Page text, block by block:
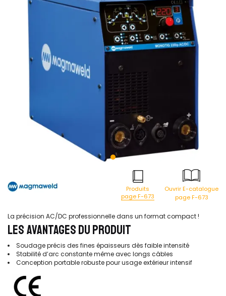
Produits
page F-673
Ouvrir E-catalogue
page F-673
La précision AC/DC professionnelle dans un format compact !
LES AVANTAGES DU PRODUIT
Soudage précis des fines épaisseurs dès faible intensité
Stabilité d’arc constante même avec longs câbles
Conception portable robuste pour usage extérieur intensif